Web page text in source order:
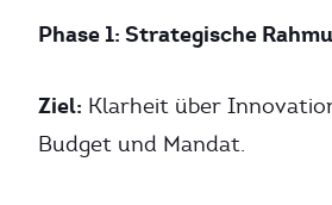
Phase 1: Strategische
Ziel: Klarheit über
Budget und Mandat.